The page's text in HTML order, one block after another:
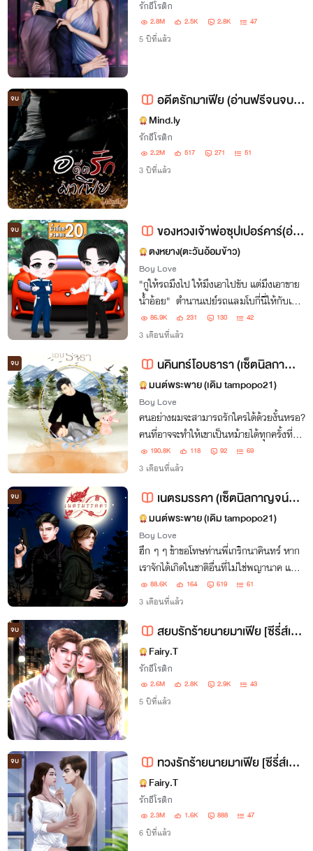
รักอีโรติก
2.8M 2.5K 2.8K 47
5 ปีที่แล้ว
จบ อดีตรักมาเฟีย (อ่านฟรีจนจบ) (เซ็ตมาเฟียชุดที่1เรื่องที่1)
Mind.ly
รักอีโรติก
2.2M 517 271 51
3 ปีที่แล้ว
จบ ของหวงเจ้าพ่อซุปเปอร์คาร์(อ่านฟรีจนจบ) เรื่องที่ 2 เซ็ตของหวง
ตงหยาง(ตะวันอ้อมข้าว)
Boy Love
"กูให้รถมึงไป ให้มึงเอาไปขับ แต่มึงเอาขาย
น้ำอ้อย" ตำนานเปย์รถแลมโบกี่นี่ให้กับเมีย
แต่เมียดันเอาไว้ขายน้ำอ้อยข้างทาง
86.9K 231 130 42
3 เดือนที่แล้ว
จบ นคินทร์โอบธารา (เซ็ตนิลกาญจน์ทีม) มี E-book
มนต์พระพาย (เดิม tampopo21)
Boy Love
คนอย่างผมจะสามารถรักใครได้ด้วยงั้นหรอ?
คนที่อาจจะทำให้เขาเป็นหม้ายได้ทุกครั้งที่
สามีออกไปทำงาน และบางทีผมเองก็อาจจะ
ทำให้คนที่รักต้องมาตายแทนผมได้อีก
คนอย่างเราๆ
190.8K 118 92 69
3 เดือนที่แล้ว
จบ เนตรมรรคา (เซ็ตนิลกาญจน์ทีม) มีE-book
มนต์พระพาย (เดิม tampopo21)
Boy Love
ฮึก ๆ ๆ ข้าขอโทษท่านพี่เกริกนาคินทร์ หาก
เราจักได้เกิดในชาติอื่นที่ไม่ใช่พญานาค แล้ว
เราวนเวียนมาพบเจอกัน ข้าจักชดใช้ความ
เจ็บปวดนี้ให้พี่ และข้าจะเป็นฝ่ายบอกท่าน
เอง...ว่า..ข้ารักท่าน...รักเกินกว่าสิ่งใด
88.6K 164 619 61
3 เดือนที่แล้ว
จบ สยบรักร้ายนายมาเฟีย [ซีรี่ส์เซ็ตที่1 เรื่องที่3]
Fairy.T
รักอีโรติก
2.6M 2.8K 2.9K 43
5 ปีที่แล้ว
จบ ทวงรักร้ายนายมาเฟีย [ซีรี่ส์เซ็ตที่1 เรื่องที่2]
Fairy.T
รักอีโรติก
2.3M 1.6K 888 47
6 ปีที่แล้ว